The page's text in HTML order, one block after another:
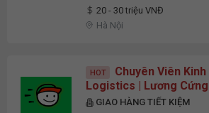
20 - 30 triệu VNĐ
Hà Nội
HOT
Chuyên Viên Kinh
Logistics | Lương
Tối Thiểu 1 Năm Kinh
GIAO HÀNG TIẾT KIỆM